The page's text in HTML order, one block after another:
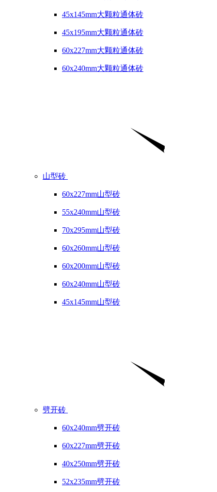
45x145mm大颗粒通体砖
45x195mm大颗粒通体砖
60x227mm大颗粒通体砖
60x240mm大颗粒通体砖
山型砖
60x227mm山型砖
55x240mm山型砖
70x295mm山型砖
60x260mm山型砖
60x200mm山型砖
60x240mm山型砖
45x145mm山型砖
劈开砖
60x240mm劈开砖
60x227mm劈开砖
40x250mm劈开砖
52x235mm劈开砖